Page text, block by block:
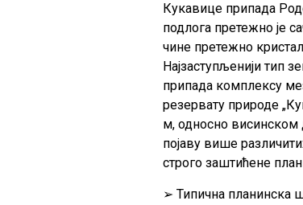
Кукавице припада
подлога претежно је
чине претежно
Најзаступљенији тип
припада комплексу
резервату природе
м, односно висинском
појаву више
строго заштићене
➢ Типична планинска